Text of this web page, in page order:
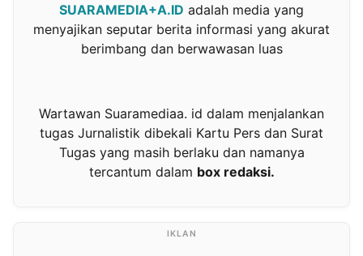
SUARAMEDIA+A.ID adalah media yang
menyajikan seputar berita informasi yang akurat
berimbang dan berwawasan luas
Wartawan Suaramediaa. id dalam menjalankan
tugas Jurnalistik dibekali Kartu Pers dan Surat
Tugas yang masih berlaku dan namanya
tercantum dalam box redaksi.